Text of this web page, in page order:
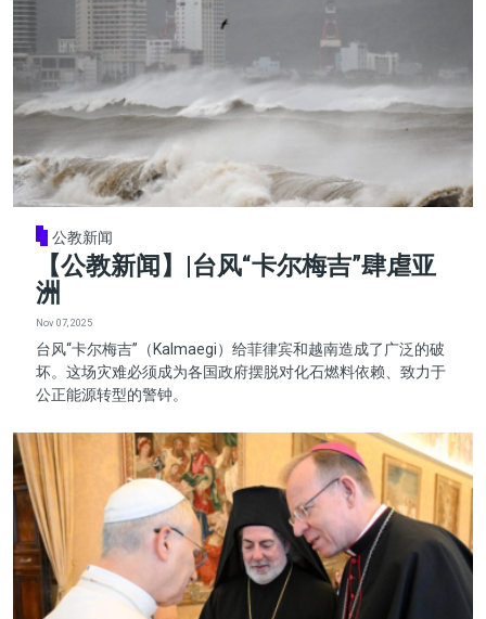
公教新闻
【公教新闻】|台风“卡尔梅吉”肆虐亚
洲
Nov 07, 2025
台风“卡尔梅吉”（Kalmaegi）给菲律宾和越南造成了广泛的破
坏。这场灾难必须成为各国政府摆脱对化石燃料依赖、致力于
公正能源转型的警钟。